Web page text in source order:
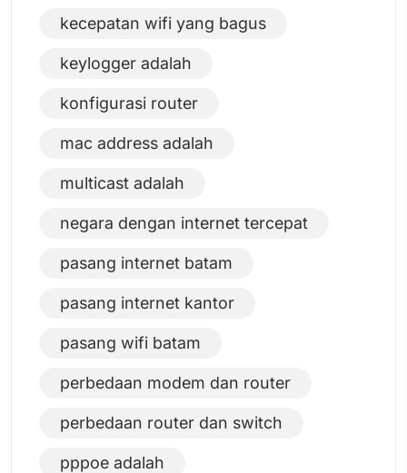
kecepatan wifi yang bagus
keylogger adalah
konfigurasi router
mac address adalah
multicast adalah
negara dengan internet tercepat
pasang internet batam
pasang internet kantor
pasang wifi batam
perbedaan modem dan router
perbedaan router dan switch
pppoe adalah